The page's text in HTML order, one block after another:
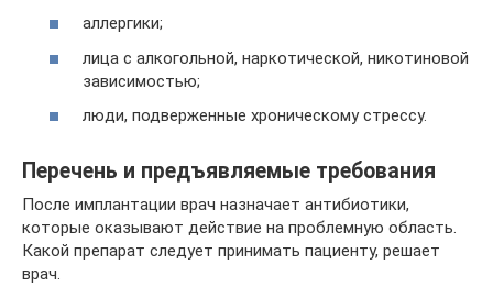
аллергики;
лица с алкогольной, наркотической, никотиновой
зависимостью;
люди, подверженные хроническому стрессу.
Перечень и предъявляемые требования
После имплантации врач назначает антибиотики,
которые оказывают действие на проблемную область.
Какой препарат следует принимать пациенту, решает
врач.